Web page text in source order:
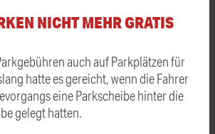
NICHT MEHR GRATIS
auch auf Parkplätzen für
hatte es gereicht, wenn die Fahrer
eine Parkscheibe hinter die
gelegt hatten.